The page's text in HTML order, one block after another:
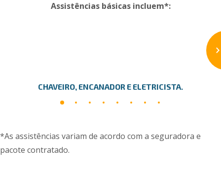
Assistências básicas incluem*:
CHAVEIRO, ENCANADOR E ELETRICISTA.
*As assistências variam de acordo com a seguradora e
pacote contratado.